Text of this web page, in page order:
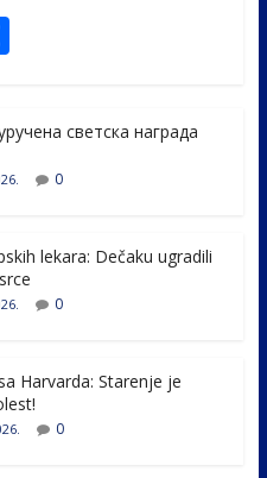
S
e
светска награда
0
lekara: Dečaku ugradili
0
Harvarda: Starenje je
0